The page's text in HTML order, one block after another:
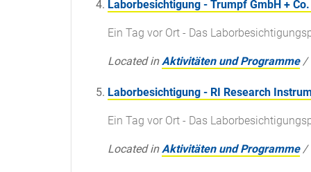
Laborbesichtigung - Trumpf GmbH + Co.
Ein Tag vor Ort - Das
Located in Aktivitäten und Programme /
Laborbesichtigung - RI Research
Ein Tag vor Ort - Das
Located in Aktivitäten und Programme /